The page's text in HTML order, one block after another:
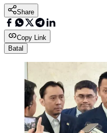
Share
Copy Link
Batal